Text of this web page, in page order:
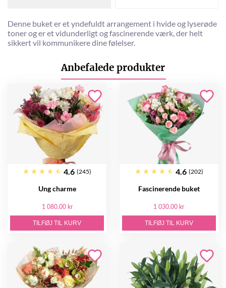
Denne buket er et yndefuldt arrangement i hvide og lyserøde
toner og er et vidunderligt og fascinerende værk, der helt
sikkert vil kommunikere dine følelser.
Anbefalede produkter
4.6 (245)
Ung charme
1 080.00 kr
TILFØJ TIL KURV
4.6 (202)
Fascinerende buket
1 030.00 kr
TILFØJ TIL KURV